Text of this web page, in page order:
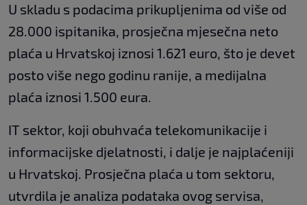
U skladu s podacima prikupljenima od više od
28.000 ispitanika, prosječna mjesečna neto
plaća u Hrvatskoj iznosi 1.621 euro, što je devet
posto više nego godinu ranije, a medijalna
plaća iznosi 1.500 eura.
IT sektor, koji obuhvaća telekomunikacije i
informacijske djelatnosti, i dalje je najplaćeniji
u Hrvatskoj. Prosječna plaća u tom sektoru,
utvrdila je analiza podataka ovog servisa,